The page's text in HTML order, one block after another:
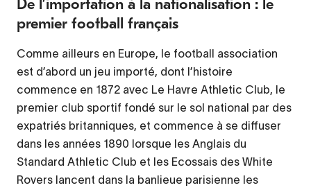
De l’importation à la nationalisation : le
premier football français
Comme ailleurs en Europe, le football association
est d’abord un jeu importé, dont l’histoire
commence en 1872 avec Le Havre Athletic Club, le
premier club sportif fondé sur le sol national par des
expatriés britanniques, et commence à se diffuser
dans les années 1890 lorsque les Anglais du
Standard Athletic Club et les Ecossais des White
Rovers lancent dans la banlieue parisienne les